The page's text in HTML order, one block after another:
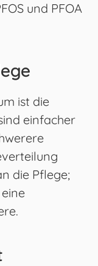
und PFOA
ist die
einfacher
die Pflege;